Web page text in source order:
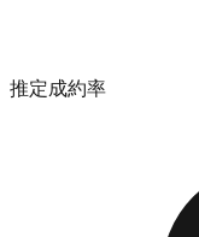
推定成約率